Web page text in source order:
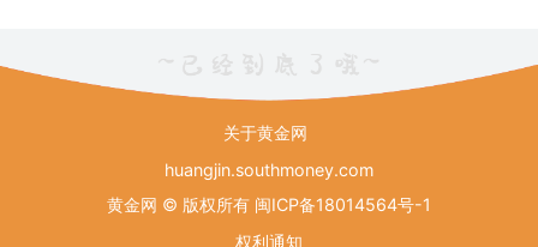
关于黄金网
huangjin.southmoney.com
黄金网 © 版权所有 闽ICP备18014564号-1
权利通知